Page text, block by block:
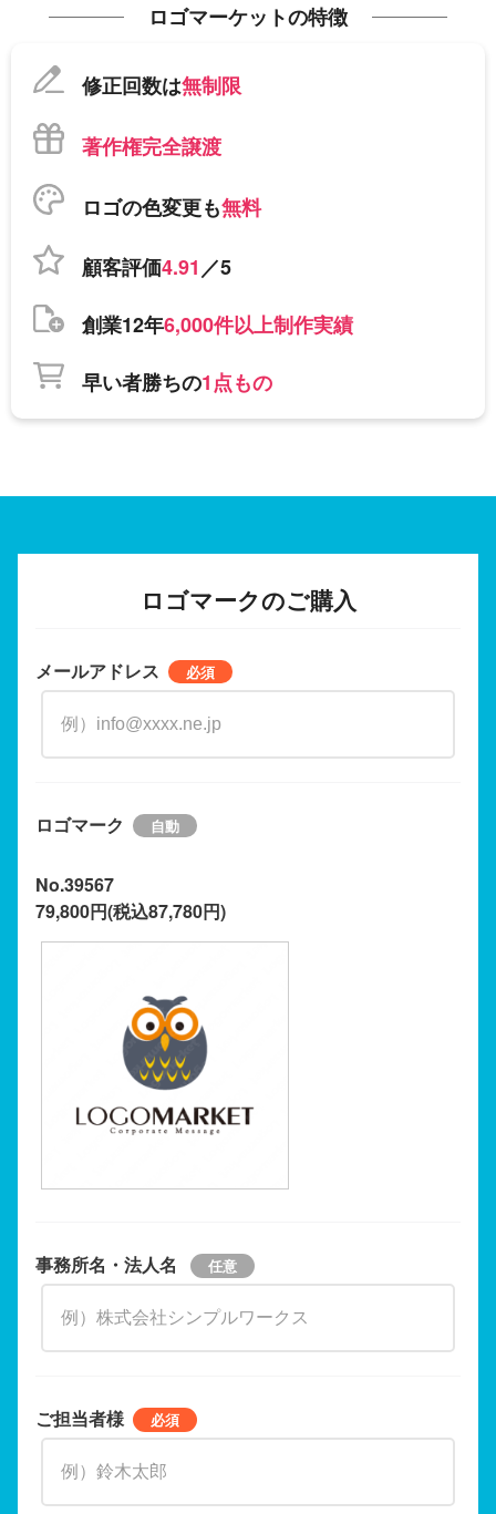
ロゴマーケットの特徴
修正回数は無制限
著作権完全譲渡
ロゴの色変更も無料
顧客評価4.91／5
創業12年6,000件以上制作実績
早い者勝ちの1点もの
ロゴマークのご購入
メールアドレス
ロゴマーク
No.39567
79,800円(税込87,780円)
事務所名・法人名
ご担当者様